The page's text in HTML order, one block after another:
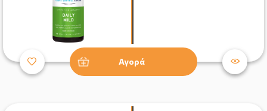
Αγορά